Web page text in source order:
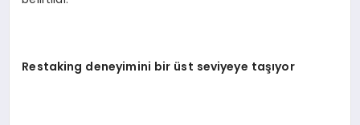
Restaking deneyimini bir üst seviyeye taşıyor